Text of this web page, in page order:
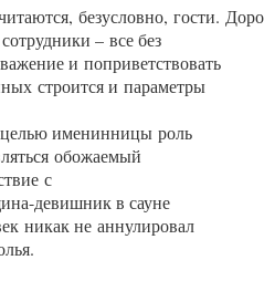
безусловно, гости.
– все без
и поприветствовать
строится и параметры
целью именинницы роль
обожаемый
с
девишник в сауне
никак не аннулировал